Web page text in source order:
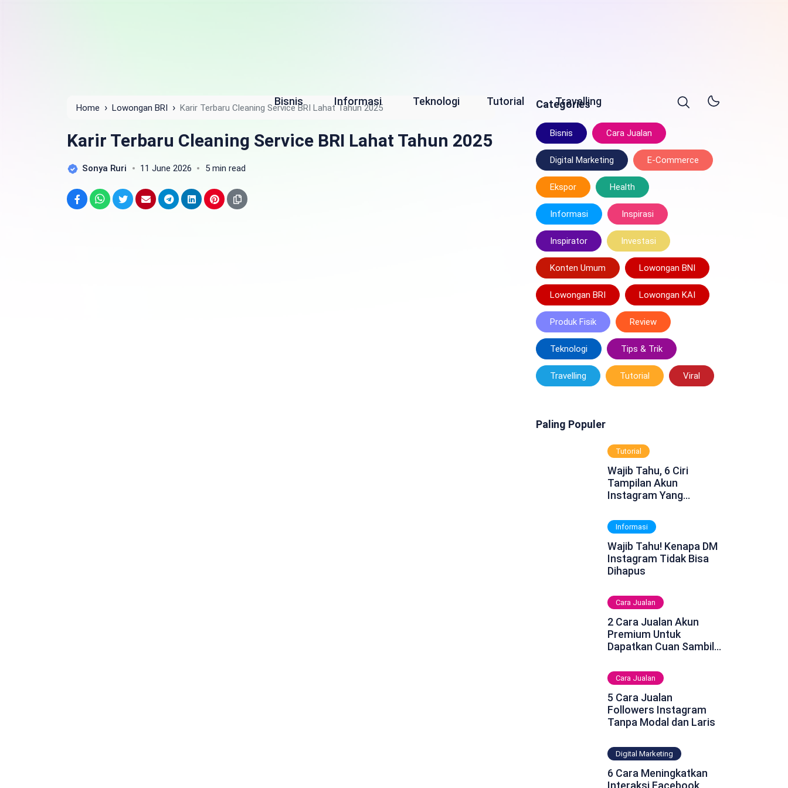
Bisnis Informasi Teknologi Tutorial Travelling
Home › Lowongan BRI › Karir Terbaru Cleaning Service BRI Lahat Tahun 2025
Karir Terbaru Cleaning Service BRI Lahat Tahun 2025
Sonya Ruri 11 June 2026 5 min read
Categories
Bisnis Cara Jualan
Digital Marketing E-Commerce
Ekspor Health
Informasi Inspirasi
Inspirator Investasi
Konten Umum Lowongan BNI
Lowongan BRI Lowongan KAI
Produk Fisik Review
Teknologi Tips & Trik
Travelling Tutorial Viral
Paling Populer
Tutorial
Wajib Tahu, 6 Ciri
Tampilan Akun
Instagram Yang
Informasi
Wajib Tahu! Kenapa DM
Instagram Tidak Bisa
Dihapus
Cara Jualan
2 Cara Jualan Akun
Premium Untuk
Dapatkan Cuan Sambil
Cara Jualan
5 Cara Jualan
Followers Instagram
Tanpa Modal dan Laris
Digital Marketing
6 Cara Meningkatkan
Interaksi Facebook